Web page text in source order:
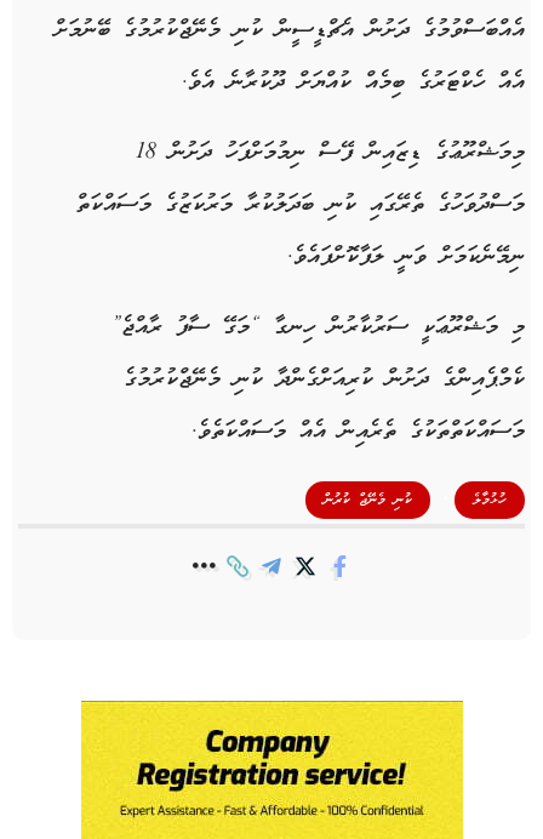
އެއްބަސްވުމުގެ ދަށުން އެޗްޑީސީން ކުނި މެނޭޖްކުރުމުގެ ބޭނުމަށް
އެއް ހެކްޓަރުގެ ބިމެއް ކުއްޔަށް ދޫކުރާނެ އެވެ.
މިމަޝްރޫޢުގެ ޑިޒައިން ފޭސް ނިމުމަށްފަހު ދަށުން 18
މަސްދުވަހުގެ ތެރޭގައި ކުނި ބަދަލުކުރާ މަރުކަޒުގެ މަސައްކަތް
ނިމޭނެކަމަށް ވަނީ ލަފާކޮށްފައެވެ.
މި މަޝްރޫޢަކީ ސަރުކާރުން ހިނގާ “މަގޭ ސާފު ރާއްޖެ”
ކެމްޕެއިންގެ ދަށުން ކުރިއަށްގެންދާ ކުނި މެނޭޖްކުރުމުގެ
މަސައްކަތްތަކުގެ ތެރެއިން އެއް މަސައްކަތެވެ.
ހުޅުމާލެ ކުނި މެނޭޖް ކުރުން